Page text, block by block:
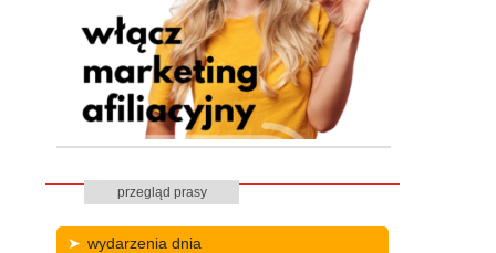
przegląd prasy
wydarzenia dnia